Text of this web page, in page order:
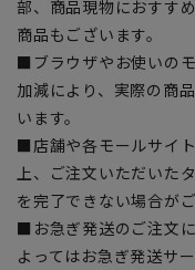
部、商品現物におすす
商品もございます。
■ブラウザやお使いの
加減により、実際の商
います。
■店舗や各モールサイ
上、ご注文いただいた
を完了できない場合が
■お急ぎ発送のご注文
よってはお急ぎ発送サ